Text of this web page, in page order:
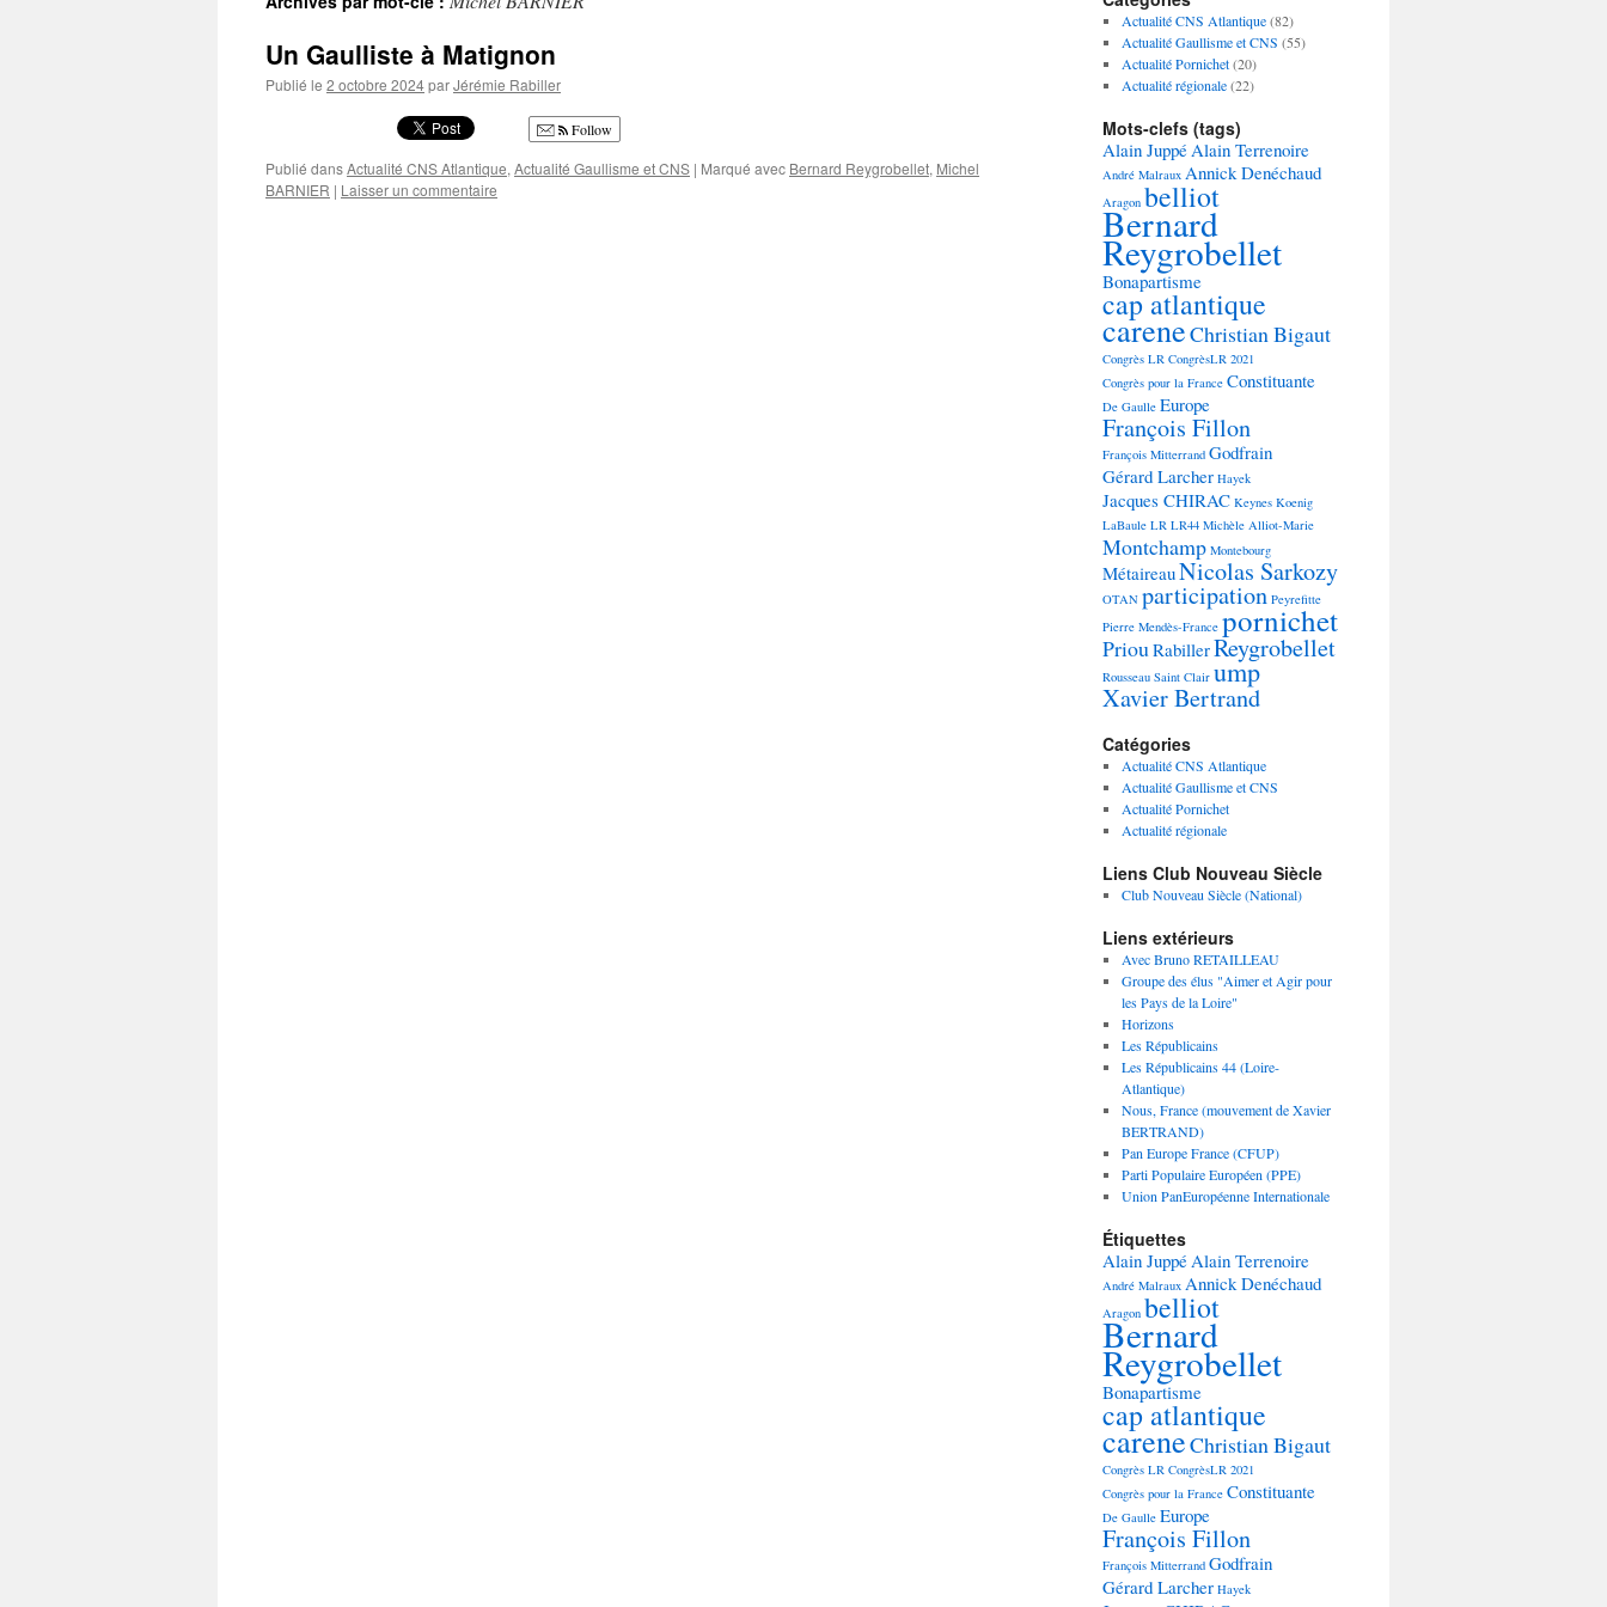
Un Gaulliste à Matignon
Publié le 2 octobre 2024parJérémie Rabiller
Follow
Publié dansActualité CNS Atlantique, Actualité Gaullisme et CNS | Marqué avec Bernard Reygrobellet, Michel
BARNIER | Laisser un commentaire
Actualité CNS Atlantique(82)
Actualité Gaullisme et CNS (55)
Actualité Pornichet(20)
Actualité régionale(22)
Mots-clefs (tags)
Alain JuppéAlain Terrenoire
André Malraux Annick Denéchaud
Aragon belliot
Bernard
Reygrobellet
Bonapartisme
cap atlantique
careneChristian Bigaut
Congrès LR CongrèsLR 2021
Congrès pour la France Constituante
De Gaulle Europe
François Fillon
François Mitterrand Godfrain
Gérard Larcher Hayek
Jacques CHIRAC Keynes Koenig
LaBaule LR LR44 Michèle Alliot-Marie
Montchamp Montebourg
MétaireauNicolas Sarkozy
OTAN participation Peyrefitte
Pierre Mendès-France pornichet
PriouRabillerReygrobellet
Rousseau Saint Clair ump
Xavier Bertrand
Catégories
Actualité CNS Atlantique
Actualité Gaullisme et CNS
Actualité Pornichet
Actualité régionale
Liens Club Nouveau Siècle
Club Nouveau Siècle (National)
Liens extérieurs
Avec Bruno RETAILLEAU
Groupe des élus "Aimer et Agir pour
les Pays de la Loire"
Horizons
Les Républicains
Les Républicains 44 (Loire-
Atlantique)
Nous, France (mouvement de Xavier
BERTRAND)
Pan Europe France (CFUP)
Parti Populaire Européen (PPE)
Union PanEuropéenne Internationale
Étiquettes
Alain JuppéAlain Terrenoire
André Malraux Annick Denéchaud
Aragon belliot
Bernard
Reygrobellet
Bonapartisme
cap atlantique
careneChristian Bigaut
Congrès LR CongrèsLR 2021
Congrès pour la France Constituante
De Gaulle Europe
François Fillon
François Mitterrand Godfrain
Gérard Larcher Hayek